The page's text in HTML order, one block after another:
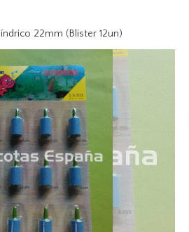
22mm (Blister 12un)